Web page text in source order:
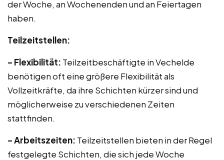
der Woche, an Wochenenden und an Feiertagen
haben.
Teilzeitstellen:
– Flexibilität: Teilzeitbeschäftigte in Vechelde
benötigen oft eine größere Flexibilität als
Vollzeitkräfte, da ihre Schichten kürzer sind und
möglicherweise zu verschiedenen Zeiten
stattfinden.
– Arbeitszeiten: Teilzeitstellen bieten in der Regel
festgelegte Schichten, die sich jede Woche